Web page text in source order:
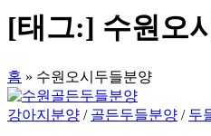
[태그:] 수원오
홈 » 수원오시두들분양
강아지분양 / 골든두들분양 / 두